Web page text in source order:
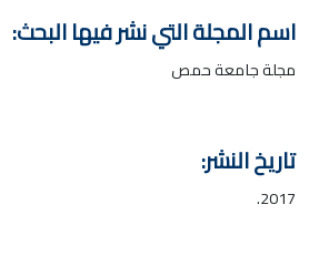
اسم المجلة التي نشر فيها البحث:
مجلة جامعة حمص
تاريخ النشر:
2017.